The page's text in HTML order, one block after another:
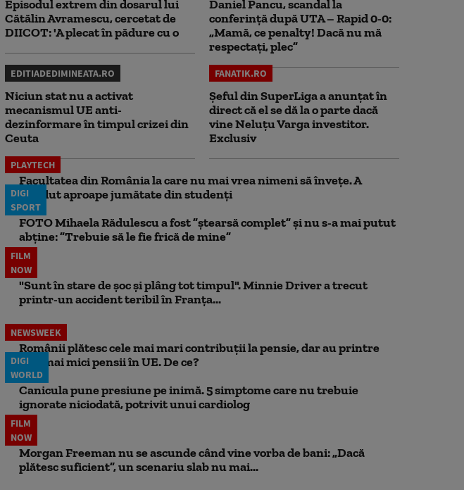
Episodul extrem din dosarul lui
Cătălin Avramescu, cercetat de
DIICOT: 'A plecat în pădure cu o
Daniel Pancu, scandal la
conferință după UTA – Rapid 0-0:
„Mamă, ce penalty! Dacă nu mă
respectați, plec”
EDITIADEDIMINEATA.RO
Niciun stat nu a activat
mecanismul UE anti-
dezinformare în timpul crizei din
Ceuta
FANATIK.RO
Șeful din SuperLiga a anunțat în
direct că el se dă la o parte dacă
vine Neluțu Varga investitor.
Exclusiv
PLAYTECH
Facultatea din România la care nu mai vrea nimeni să înveţe. A
pierdut aproape jumătate din studenţi
DIGI
SPORT
FOTO Mihaela Rădulescu a fost ”ștearsă complet” și nu s-a mai putut
abține: ”Trebuie să le fie frică de mine”
FILM
NOW
"Sunt în stare de șoc și plâng tot timpul". Minnie Driver a trecut
printr-un accident teribil în Franța...
NEWSWEEK
Românii plătesc cele mai mari contribuții la pensie, dar au printre
cele mai mici pensii în UE. De ce?
DIGI
WORLD
Canicula pune presiune pe inimă. 5 simptome care nu trebuie
ignorate niciodată, potrivit unui cardiolog
FILM
NOW
Morgan Freeman nu se ascunde când vine vorba de bani: „Dacă
plătesc suficient”, un scenariu slab nu mai...